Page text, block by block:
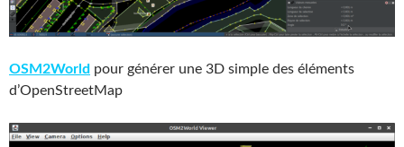
OSM2World pour générer une 3D simple des éléments
d’OpenStreetMap